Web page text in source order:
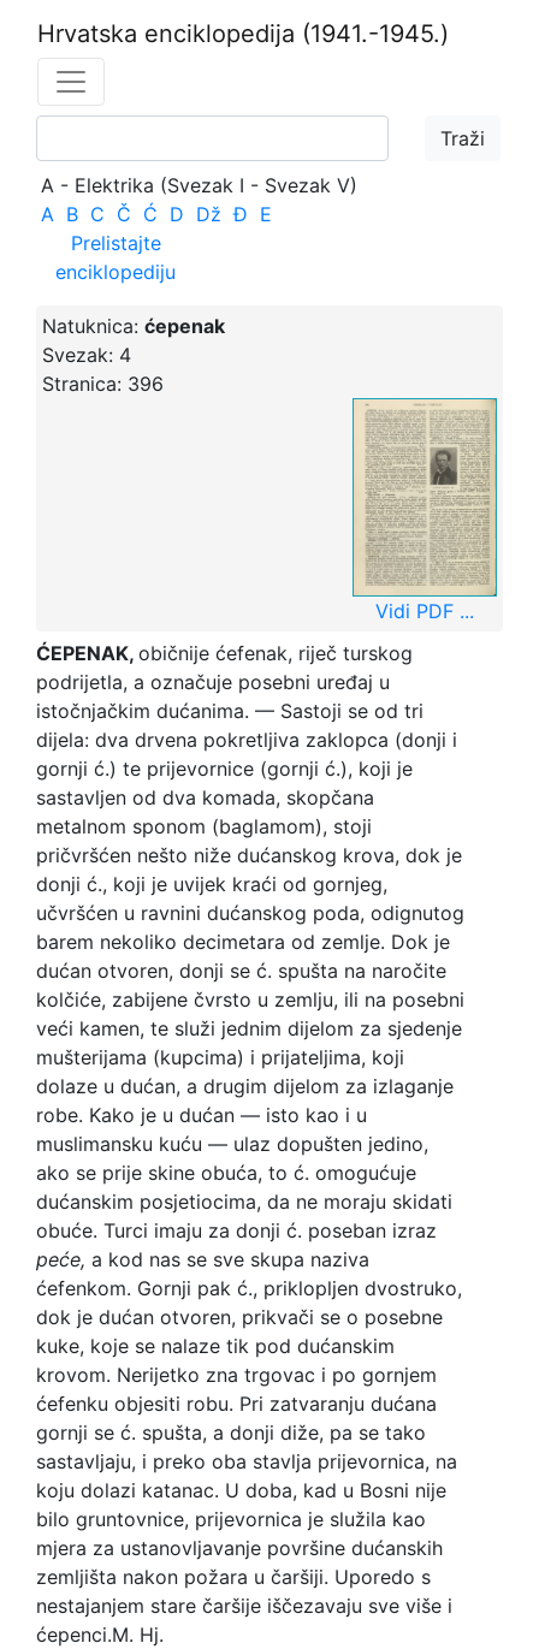
Hrvatska enciklopedija (1941.-1945.)
A - Elektrika (Svezak I - Svezak V)
A B C Č Ć D Dž Đ E
Prelistajte
enciklopediju
Natuknica: ćepenak
Svezak: 4
Stranica: 396
Vidi PDF ...
ĆEPENAK, običnije ćefenak, riječ turskog
podrijetla, a označuje posebni uređaj u
istočnjačkim dućanima. — Sastoji se od tri
dijela: dva drvena pokretljiva zaklopca (donji i
gornji ć.) te prijevornice (gornji ć.), koji je
sastavljen od dva komada, skopčana
metalnom sponom (baglamom), stoji
pričvršćen nešto niže dućanskog krova, dok je
donji ć., koji je uvijek kraći od gornjeg,
učvršćen u ravnini dućanskog poda, odignutog
barem nekoliko decimetara od zemlje. Dok je
dućan otvoren, donji se ć. spušta na naročite
kolčiće, zabijene čvrsto u zemlju, ili na posebni
veći kamen, te služi jednim dijelom za sjedenje
mušterijama (kupcima) i prijateljima, koji
dolaze u dućan, a drugim dijelom za izlaganje
robe. Kako je u dućan — isto kao i u
muslimansku kuću — ulaz dopušten jedino,
ako se prije skine obuća, to ć. omogućuje
dućanskim posjetiocima, da ne moraju skidati
obuće. Turci imaju za donji ć. poseban izraz
peće, a kod nas se sve skupa naziva
ćefenkom. Gornji pak ć., priklopljen dvostruko,
dok je dućan otvoren, prikvači se o posebne
kuke, koje se nalaze tik pod dućanskim
krovom. Nerijetko zna trgovac i po gornjem
ćefenku objesiti robu. Pri zatvaranju dućana
gornji se ć. spušta, a donji diže, pa se tako
sastavljaju, i preko oba stavlja prijevornica, na
koju dolazi katanac. U doba, kad u Bosni nije
bilo gruntovnice, prijevornica je služila kao
mjera za ustanovljavanje površine dućanskih
zemljišta nakon požara u čaršiji. Uporedo s
nestajanjem stare čaršije iščezavaju sve više i
ćepenci.M. Hj.